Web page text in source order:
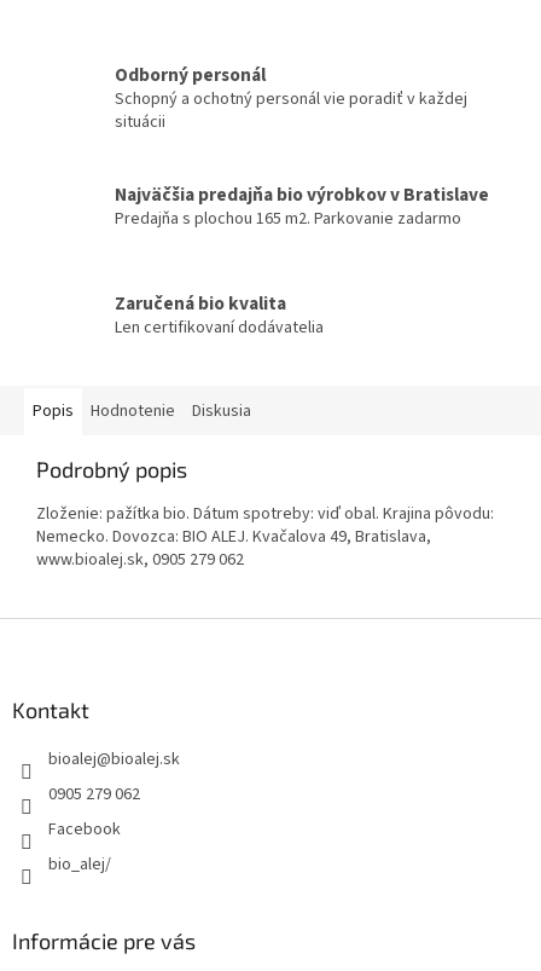
Odborný personál
Schopný a ochotný personál vie poradiť v každej
situácii
Najväčšia predajňa bio výrobkov v Bratislave
Predajňa s plochou 165 m2. Parkovanie zadarmo
Zaručená bio kvalita
Len certifikovaní dodávatelia
Popis Hodnotenie Diskusia
Podrobný popis
Zloženie: pažítka bio. Dátum spotreby: viď obal. Krajina pôvodu:
Nemecko. Dovozca: BIO ALEJ. Kvačalova 49, Bratislava,
www.bioalej.sk, 0905 279 062
Kontakt
bioalej@bioalej.sk
0905 279 062
Facebook
bio_alej/
Informácie pre vás